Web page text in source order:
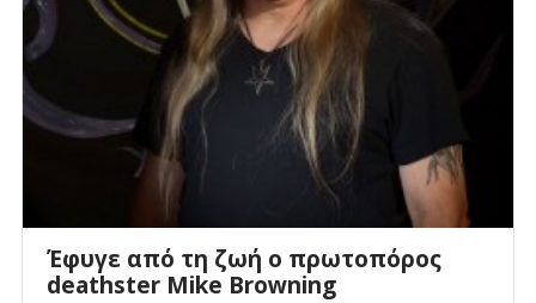
Έφυγε από τη ζωή ο πρωτοπόρος
deathster Mike Browning